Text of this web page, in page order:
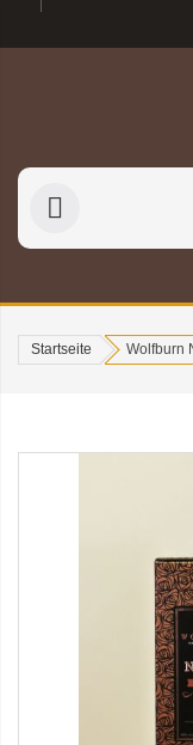
Startseite Wolfburn